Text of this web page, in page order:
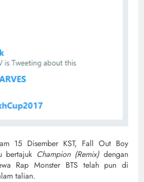
15 Disember KST, Fall Out Boy
bertajuk Champion (Remix)dengan
Rap Monster BTS telah pun di
talian.